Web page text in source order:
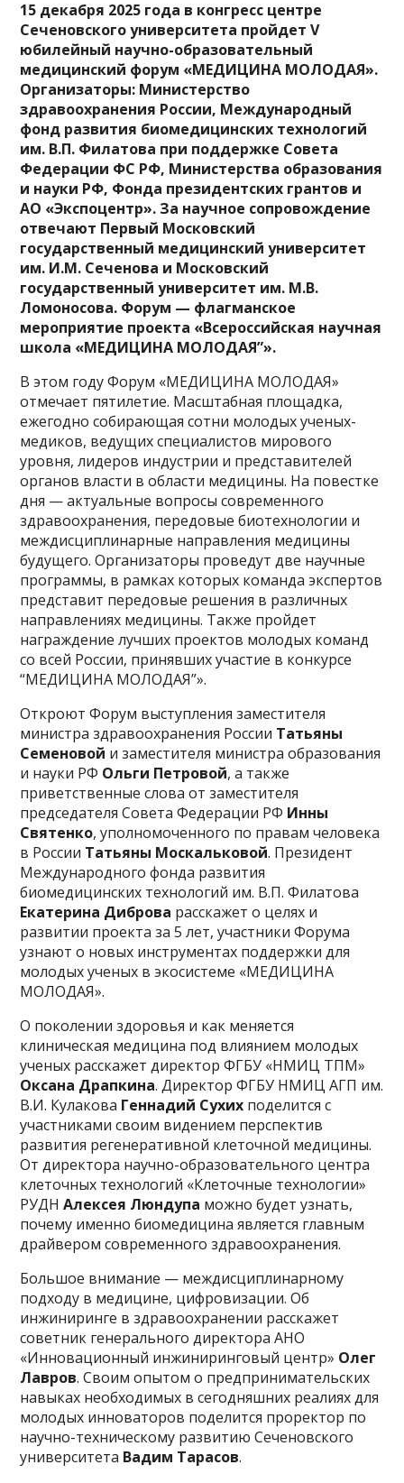
15 декабря 2025 года в конгресс центре
Сеченовского университета пройдет V
юбилейный научно-образовательный
медицинский форум «МЕДИЦИНА МОЛОДАЯ».
Организаторы: Министерство
здравоохранения России, Международный
фонд развития биомедицинских технологий
им. В.П. Филатова при поддержке Совета
Федерации ФС РФ, Министерства образования
и науки РФ, Фонда президентских грантов и
АО «Экспоцентр». За научное сопровождение
отвечают Первый Московский
государственный медицинский университет
им. И.М. Сеченова и Московский
государственный университет им. М.В.
Ломоносова. Форум — флагманское
мероприятие проекта «Всероссийская научная
школа «МЕДИЦИНА МОЛОДАЯ”».
В этом году Форум «МЕДИЦИНА МОЛОДАЯ»
отмечает пятилетие. Масштабная площадка,
ежегодно собирающая сотни молодых ученых-
медиков, ведущих специалистов мирового
уровня, лидеров индустрии и представителей
органов власти в области медицины. На повестке
дня — актуальные вопросы современного
здравоохранения, передовые биотехнологии и
междисциплинарные направления медицины
будущего. Организаторы проведут две научные
программы, в рамках которых команда экспертов
представит передовые решения в различных
направлениях медицины. Также пройдет
награждение лучших проектов молодых команд
со всей России, принявших участие в конкурсе
“МЕДИЦИНА МОЛОДАЯ”».
Откроют Форум выступления заместителя
министра здравоохранения России Татьяны
Семеновой и заместителя министра образования
и науки РФ Ольги Петровой, а также
приветственные слова от заместителя
председателя Совета Федерации РФ Инны
Святенко, уполномоченного по правам человека
в России Татьяны Москальковой. Президент
Международного фонда развития
биомедицинских технологий им. В.П. Филатова
Екатерина Диброва расскажет о целях и
развитии проекта за 5 лет, участники Форума
узнают о новых инструментах поддержки для
молодых ученых в экосистеме «МЕДИЦИНА
МОЛОДАЯ».
О поколении здоровья и как меняется
клиническая медицина под влиянием молодых
ученых расскажет директор ФГБУ «НМИЦ ТПМ»
Оксана Драпкина. Директор ФГБУ НМИЦ АГП им.
В.И. Кулакова Геннадий Сухих поделится с
участниками своим видением перспектив
развития регенеративной клеточной медицины.
От директора научно-образовательного центра
клеточных технологий «Клеточные технологии»
РУДНАлексея Люндупа можно будет узнать,
почему именно биомедицина является главным
драйвером современного здравоохранения.
Большое внимание — междисциплинарному
подходу в медицине, цифровизации. Об
инжиниринге в здравоохранении расскажет
советник генерального директора АНО
«Инновационный инжиниринговый центр» Олег
Лавров. Своим опытом о предпринимательских
навыках необходимых в сегодняшних реалиях для
молодых инноваторов поделится проректор по
научно-техническому развитию Сеченовского
университета Вадим Тарасов.